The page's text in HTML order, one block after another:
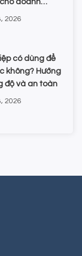
2026
có dùng để
không? Hướng
độ và an toàn
2026